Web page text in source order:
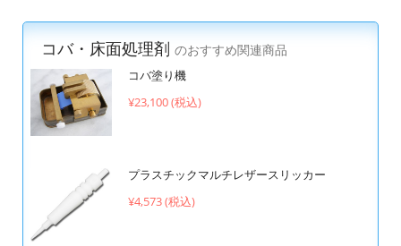
コバ・床面処理剤 のおすすめ関連商品
コバ塗り機
¥23,100 (税込)
プラスチックマルチレザースリッカー
¥4,573 (税込)